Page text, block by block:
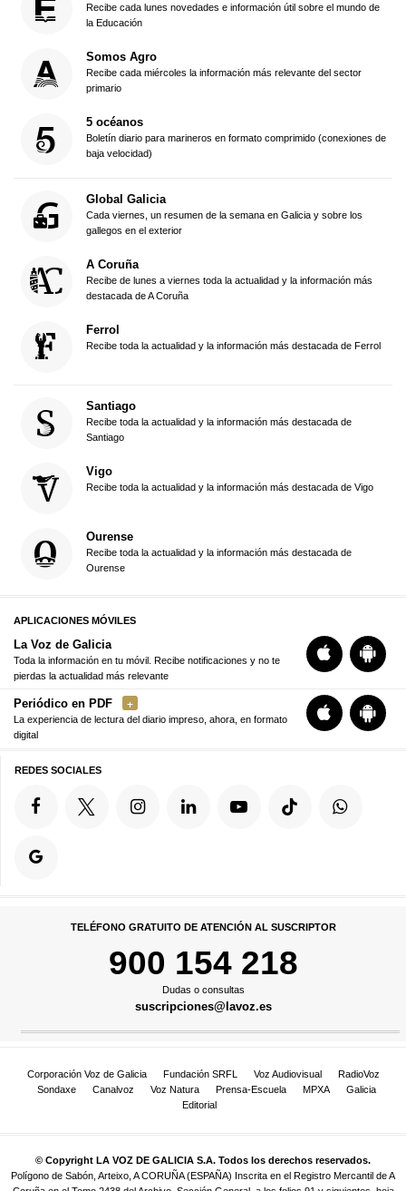
Recibe cada lunes novedades e información útil sobre el mundo de
la Educación
Somos Agro
Recibe cada miércoles la información más relevante del sector
primario
5 océanos
Boletín diario para marineros en formato comprimido (conexiones de
baja velocidad)
Global Galicia
Cada viernes, un resumen de la semana en Galicia y sobre los
gallegos en el exterior
A Coruña
Recibe de lunes a viernes toda la actualidad y la información más
destacada de A Coruña
Ferrol
Recibe toda la actualidad y la información más destacada de Ferrol
Santiago
Recibe toda la actualidad y la información más destacada de
Santiago
Vigo
Recibe toda la actualidad y la información más destacada de Vigo
Ourense
Recibe toda la actualidad y la información más destacada de
Ourense
APLICACIONES MÓVILES
La Voz de Galicia
Toda la información en tu móvil. Recibe notificaciones y no te
pierdas la actualidad más relevante
Periódico en PDF
La experiencia de lectura del diario impreso, ahora, en formato
digital
REDES SOCIALES
TELÉFONO GRATUITO DE ATENCIÓN AL SUSCRIPTOR
900 154 218
Dudas o consultas
suscripciones@lavoz.es
Corporación Voz de Galicia Fundación SRFL Voz Audiovisual
RadioVoz
Sondaxe
Canalvoz Voz Natura Prensa-Escuela MPXA
Galicia
Editorial
© Copyright LA VOZ DE GALICIA S.A. Todos los derechos reservados.
Polígono de Sabón, Arteixo, A CORUÑA (ESPAÑA) Inscrita en el Registro Mercantil de A